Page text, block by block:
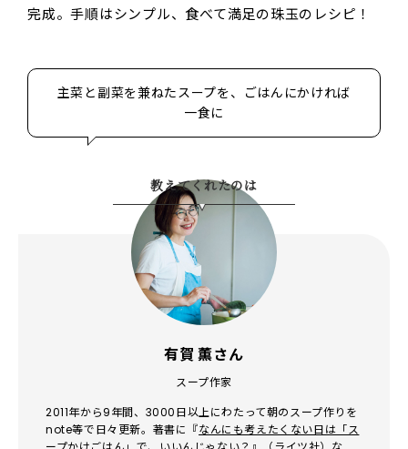
完成。手順はシンプル、食べて満足の珠玉のレシピ！
主菜と副菜を兼ねたスープを、ごはんにかければ
一食に
教えてくれたのは
有賀 薫さん
スープ作家
2011年から9年間、3000日以上にわたって朝のスープ作りを
note等で日々更新。著書に『なんにも考えたくない日は「ス